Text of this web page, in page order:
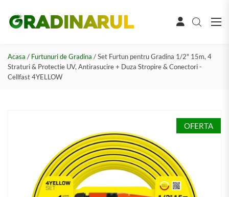
Acasa / Furtunuri de Gradina / Set Furtun pentru Gradina 1/2" 15m, 4
Straturi & Protectie UV, Antirasucire + Duza Stropire & Conectori -
Cellfast 4YELLOW
OFERTA